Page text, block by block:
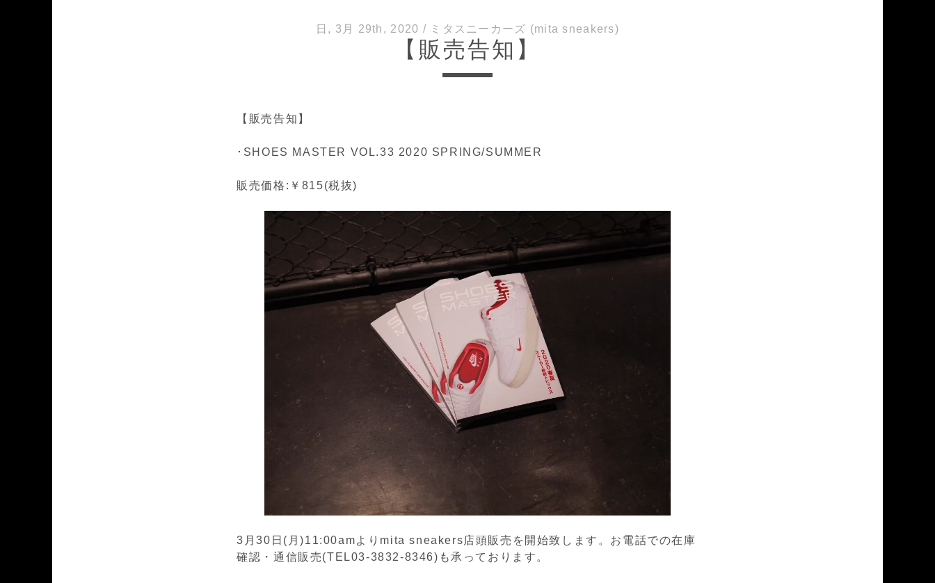
日, 3月 29th, 2020 / ミタスニーカーズ (mita sneakers)
【販売告知】
【販売告知】
･SHOES MASTER VOL.33 2020 SPRING/SUMMER
販売価格:￥815(税抜)
3月30日(月)11:00amよりmita sneakers店頭販売を開始致します。お電話での在庫
確認・通信販売(TEL03-3832-8346)も承っております。